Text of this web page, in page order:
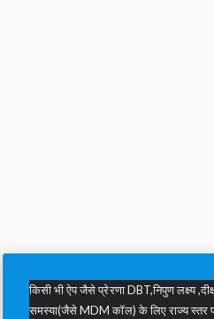
किसी भी ऐप जैसे प्रेरणा DBT,निपुण लक्ष्य
समस्या(जैसे MDM कॉल) के लिए राज्य स्तर पर